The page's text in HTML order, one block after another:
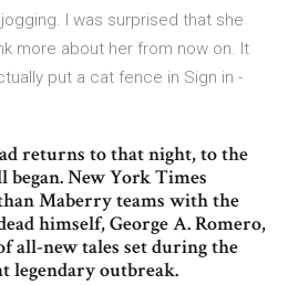
I was surprised that she
more about her from now on. It
put a cat fence in Sign in -
returns to that night, to the
New York Times
Maberry teams with the
himself, George A. Romero,
all-new tales set during the
legendary outbreak.